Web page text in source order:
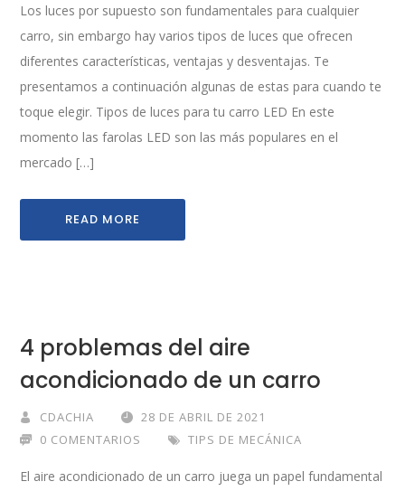
Los luces por supuesto son fundamentales para cualquier
carro, sin embargo hay varios tipos de luces que ofrecen
diferentes características, ventajas y desventajas. Te
presentamos a continuación algunas de estas para cuando te
toque elegir. Tipos de luces para tu carro LED En este
momento las farolas LED son las más populares en el
mercado […]
READ MORE
4 problemas del aire
acondicionado de un carro
CDACHIA
28 DE ABRIL DE 2021
0 COMENTARIOS
TIPS DE MECÁNICA
El aire acondicionado de un carro juega un papel fundamental